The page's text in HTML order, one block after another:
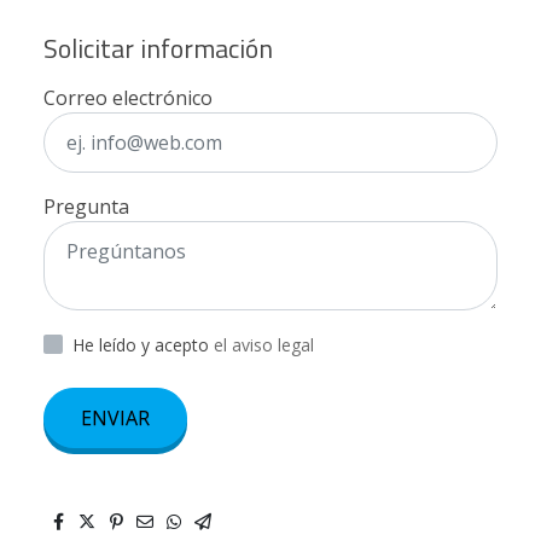
Solicitar información
Correo electrónico
Pregunta
He leído y acepto el aviso legal
ENVIAR